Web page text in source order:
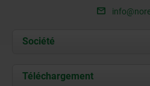
Société
À propos de nous
Téléchargement